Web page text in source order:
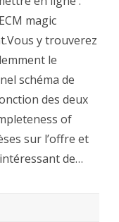
magic
y trouverez
le
schéma de
des deux
of
sur l’offre et
intéressant de…